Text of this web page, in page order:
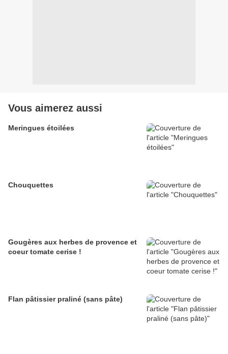
Vous aimerez aussi
Meringues étoilées
Chouquettes
Gougères aux herbes de provence et
coeur tomate cerise !
Flan pâtissier praliné (sans pâte)